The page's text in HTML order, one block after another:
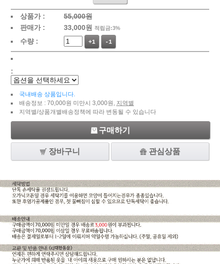
상품가 :
55,000원
판매가 :
33,000원 적립금:3%
수량 : +1 -1
:
국내배송 상품입니다.
배송정보 : 70,000원 미만시 3,000원, 지역별
지역별/상품개별배송정책에 따라 변동될 수 있습니다
구매하기
장바구니 관심상품